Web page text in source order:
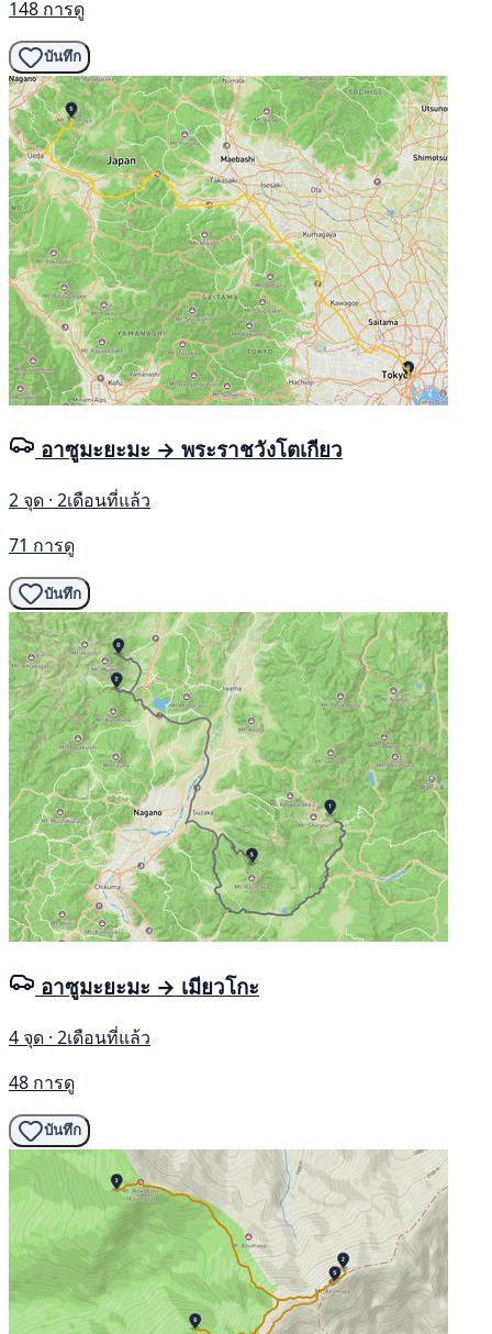
148 การดู
บันทึก
อาซูมะยะมะ → พระราชวังโตเกียว
2 จุด · 2เดือนที่แล้ว
71 การดู
บันทึก
อาซูมะยะมะ → เมียวโกะ
4 จุด · 2เดือนที่แล้ว
48 การดู
บันทึก